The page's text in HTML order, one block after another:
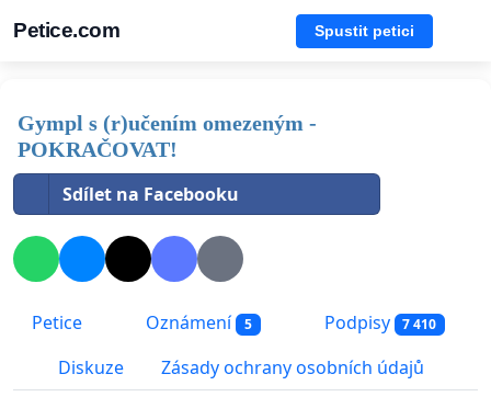
Petice.com Spustit petici
Gympl s (r)učením omezeným -
POKRAČOVAT!
Sdílet na Facebooku
Petice Oznámení 5 Podpisy 7 410
Diskuze Zásady ochrany osobních údajů